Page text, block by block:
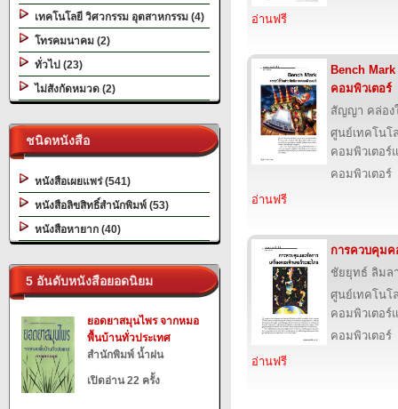
เทคโนโลยี วิศวกรรม อุตสาหกรรม (4)
โทรคมนาคม (2)
ทั่วไป (23)
ไม่สังกัดหมวด (2)
ชนิดหนังสือ
หนังสือเผยแพร่ (541)
หนังสือลิขสิทธิ์สำนักพิมพ์ (53)
หนังสือหายาก (40)
5 อันดับหนังสือยอดนิยม
ยอดยาสมุนไพร จากหมอ
พื้นบ้านทั่วประเทศ
สำนักพิมพ์ น้ำฝน
เปิดอ่าน 22 ครั้ง
อ่านฟรี
Bench
คอมพิวเตอร์
สัญญา คล่อง
ศูนย์เทคโนโ
คอมพิวเตอร์
คอมพิวเตอร์
อ่านฟรี
การควบคุมค
ชัยยุทธ์ ลิมล
ศูนย์เทคโนโ
คอมพิวเตอร์
คอมพิวเตอร์
อ่านฟรี